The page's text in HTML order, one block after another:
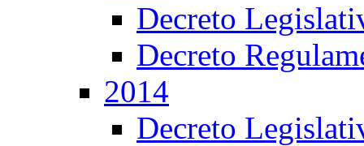
Decreto
Decreto
2014
Decreto